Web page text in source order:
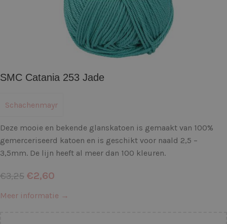
SMC Catania 253 Jade
Schachenmayr
Deze mooie en bekende glanskatoen is gemaakt van 100%
gemerceriseerd katoen en is geschikt voor naald 2,5 –
3,5mm. De lijn heeft al meer dan 100 kleuren.
€3,25 €2,60
Meer informatie →